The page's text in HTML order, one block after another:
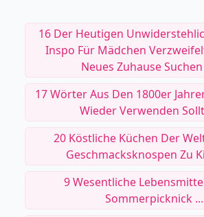
16 Der Heutigen
Inspo Für Mädchen
Neues Zuhause
17 Wörter Aus Den 1800er
Wieder Verwenden
20 Köstliche Küchen Der
Geschmacksknospen Zu
9 Wesentliche
Sommerpicknick ...